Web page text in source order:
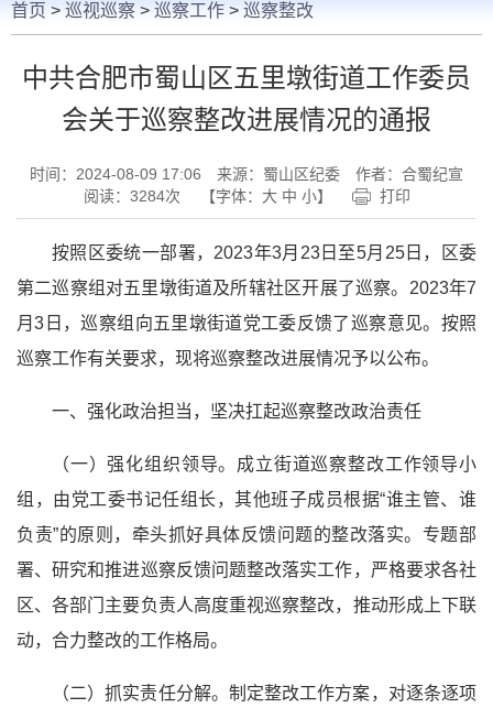
首页 > 巡视巡察 > 巡察工作 > 巡察整改
中共合肥市蜀山区五里墩街道工作委员
会关于巡察整改进展情况的通报
时间：2024-08-09 17:06 来源：蜀山区纪委
作者：合蜀纪宣
阅读： 3284次 【字体： 大 中 小】 打印
按照区委统一部署，2023年3月23日至5月25日，区委
第二巡察组对五里墩街道及所辖社区开展了巡察。2023年7
月3日，巡察组向五里墩街道党工委反馈了巡察意见。按照
巡察工作有关要求，现将巡察整改进展情况予以公布。
一、强化政治担当，坚决扛起巡察整改政治责任
（一）强化组织领导。成立街道巡察整改工作领导小
组，由党工委书记任组长，其他班子成员根据“谁主管、谁
负责”的原则，牵头抓好具体反馈问题的整改落实。专题部
署、研究和推进巡察反馈问题整改落实工作，严格要求各社
区、各部门主要负责人高度重视巡察整改，推动形成上下联
动，合力整改的工作格局。
（二）抓实责任分解。制定整改工作方案，对逐条逐项